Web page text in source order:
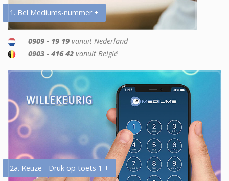
1. Bel Mediums-nummer +
0909 - 19 19 vanuit Nederland
0903 - 416 42 vanuit België
2a. Keuze - Druk op toets 1 +